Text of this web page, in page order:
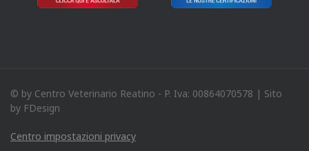
© by Centro Veterinario Reatino - P. Iva: 00864070578 | Sito
by FDesign
Centro impostazioni privacy